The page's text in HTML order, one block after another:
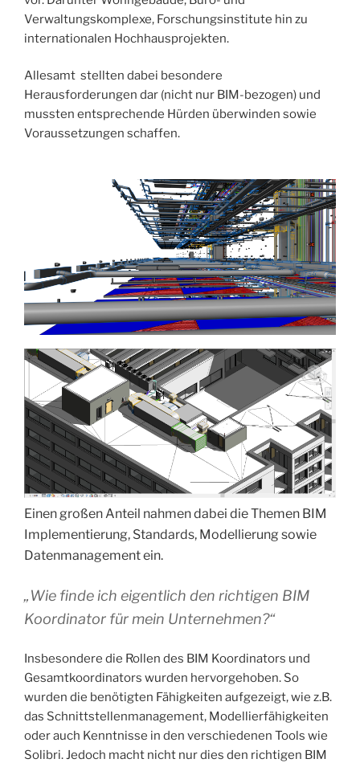
Verwaltungskomplexe, Forschungsinstitute hin zu
internationalen Hochhausprojekten.
Allesamt stellten dabei besondere
Herausforderungen dar (nicht nur BIM-bezogen) und
mussten entsprechende Hürden überwinden sowie
Voraussetzungen schaffen.
Einen großen Anteil nahmen dabei die Themen BIM
Implementierung, Standards, Modellierung sowie
Datenmanagement ein.
„Wie finde ich eigentlich den richtigen BIM
Koordinator für mein Unternehmen?“
Insbesondere die Rollen des BIM Koordinators und
Gesamtkoordinators wurden hervorgehoben. So
wurden die benötigten Fähigkeiten aufgezeigt, wie z.B.
das Schnittstellenmanagement, Modellierfähigkeiten
oder auch Kenntnisse in den verschiedenen Tools wie
Solibri. Jedoch macht nicht nur dies den richtigen BIM